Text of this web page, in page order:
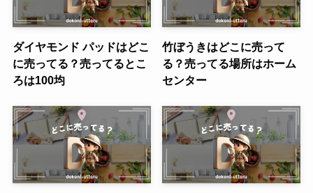
ダイヤモンド パッドはどこ
に売ってる？売ってるとこ
ろは100均
竹ぼうきはどこに売って
る？売ってる場所はホーム
センター